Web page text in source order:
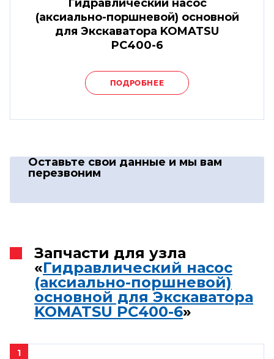
Гидравлический насос
(аксиально-поршневой) основной
для Экскаватора KOMATSU
PC400-6
ПОДРОБНЕЕ
Оставьте свои данные и мы вам
перезвоним
Запчасти для узла
«Гидравлический насос
(аксиально-поршневой)
основной для Экскаватора
KOMATSU PC400-6»
1